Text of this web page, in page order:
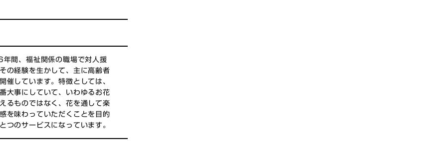
間、福祉関係の職場で対人援
の経験を生かして、主に高齢者
催しています。特徴としては、
大事にしていて、いわゆるお花
るものではなく、花を通して楽
を味わっていただくことを目的
つのサービスになっています。